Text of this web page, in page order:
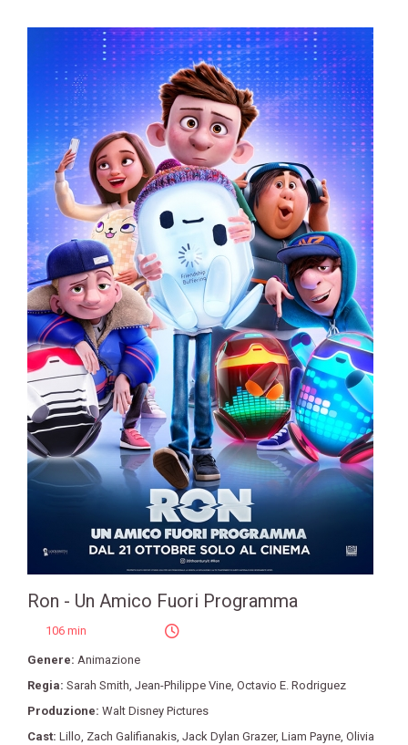
Ron - Un Amico Fuori Programma
106 min
Genere: Animazione
Regia: Sarah Smith, Jean-Philippe Vine, Octavio E. Rodriguez
Produzione: Walt Disney Pictures
Cast: Lillo, Zach Galifianakis, Jack Dylan Grazer, Liam Payne, Olivia